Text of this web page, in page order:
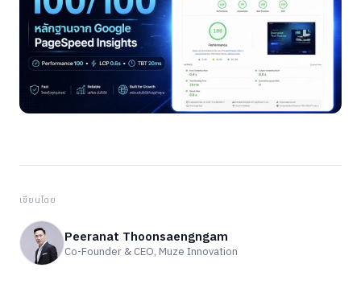
เขียนโดย
Peeranat Thoonsaengngam
Co-Founder & CEO, Muze Innovation